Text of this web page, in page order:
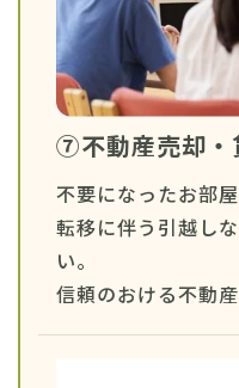
⑦不動産売却・
不要になったお部
転移に伴う引越し
い。
信頼のおける不動